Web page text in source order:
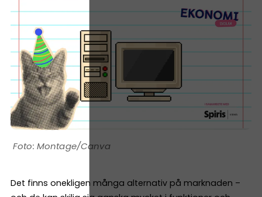
Montage/Canva
Det finns onekligen många alternativ på marknaden –